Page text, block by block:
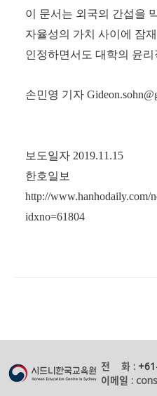
이 문서는 외국의 간섭을
자율성의 가치 사이에 잠
인정하면서도 대학의 윤
손민영 기자
보도일자 2019.11.15
한호일보
http://www.hanhodaily.com/
idxno=61804
전 화 :
이메일 :